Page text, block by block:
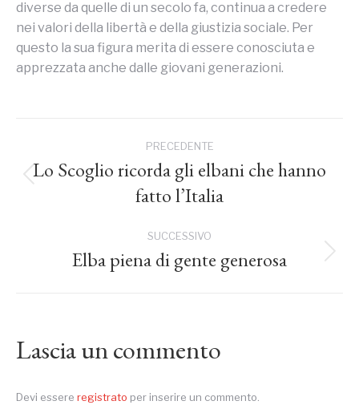
diverse da quelle di un secolo fa, continua a credere
nei valori della libertà e della giustizia sociale. Per
questo la sua figura merita di essere conosciuta e
apprezzata anche dalle giovani generazioni.
tra
PRECEDENTE
Post
precedente:
Lo Scoglio ricorda gli elbani che hanno
fatto l’Italia
SUCCESSIVO
Prossimo
Elba piena di gente generosa
Lascia un commento
Devi essere registrato per inserire un commento.